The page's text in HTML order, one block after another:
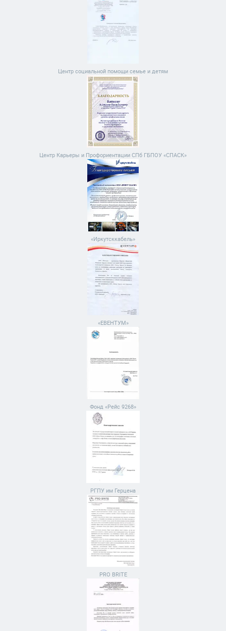
Центр социальной помощи семье и детям
Центр Карьеры и Профориентации СПб ГБПОУ «СПАСК»
«Иркутсккабель»
«ЕВЕНТУМ»
Фонд «Рейс 9268»
РГПУ им Герцена
PRO BRITE